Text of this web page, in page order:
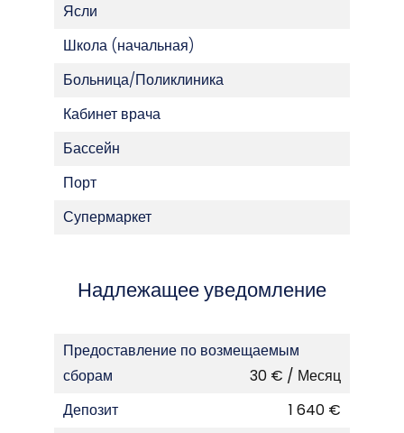
Ясли
Школа (начальная)
Больница/Поликлиника
Кабинет врача
Бассейн
Порт
Супермаркет
Надлежащее уведомление
Предоставление по возмещаемым
сборам
30 € / Месяц
Депозит
1 640 €